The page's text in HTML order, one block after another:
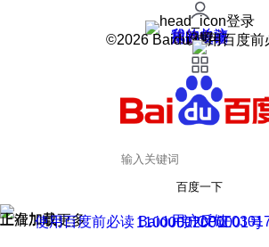
登录
我的关注
我的收藏
皮肤中心
用户反馈
设置
©2026 Baidu 使用百度前
百度一下
正在加载
上滑加载更多 用户反馈
使用百度前必读 Baidu 京ICP证
京公网安备11000002000001号